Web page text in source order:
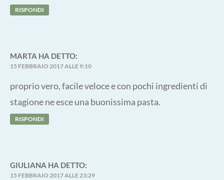
RISPONDI
MARTA HA DETTO:
15 FEBBRAIO 2017 ALLE 9:10
proprio vero, facile veloce e con pochi ingredienti di
stagione ne esce una buonissima pasta.
RISPONDI
GIULIANA HA DETTO:
15 FEBBRAIO 2017 ALLE 23:29